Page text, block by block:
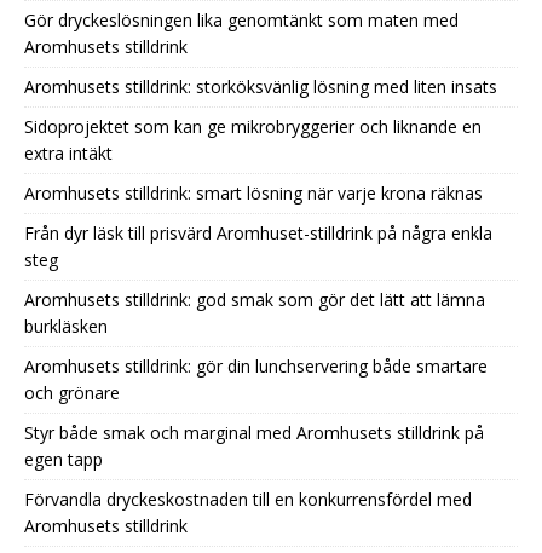
Gör dryckeslösningen lika genomtänkt som maten med
Aromhusets stilldrink
Aromhusets stilldrink: storköksvänlig lösning med liten insats
Sidoprojektet som kan ge mikrobryggerier och liknande en
extra intäkt
Aromhusets stilldrink: smart lösning när varje krona räknas
Från dyr läsk till prisvärd Aromhuset-stilldrink på några enkla
steg
Aromhusets stilldrink: god smak som gör det lätt att lämna
burkläsken
Aromhusets stilldrink: gör din lunchservering både smartare
och grönare
Styr både smak och marginal med Aromhusets stilldrink på
egen tapp
Förvandla dryckeskostnaden till en konkurrensfördel med
Aromhusets stilldrink